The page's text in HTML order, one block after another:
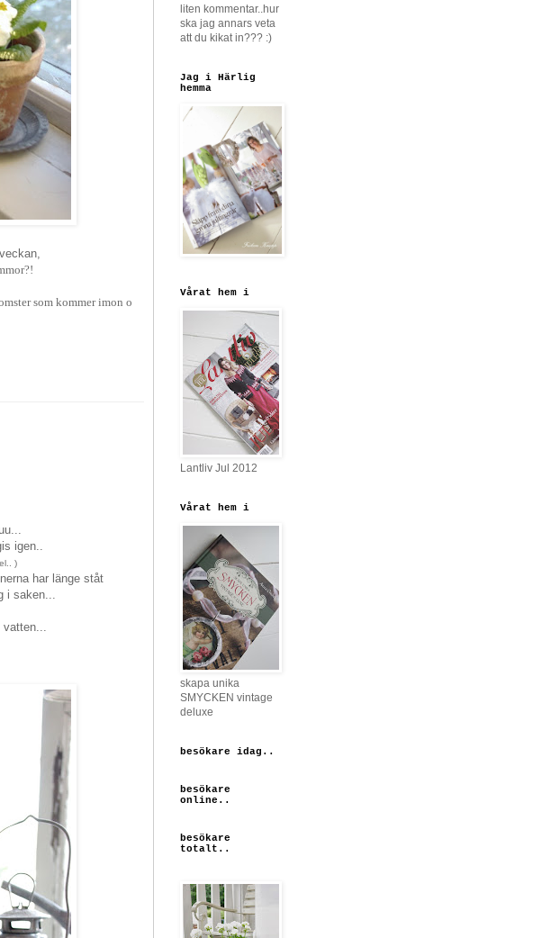
som kommer imon o
igen..
)
har länge ståt
i saken...
vatten...
liten kommentar..hur
ska jag annars veta
att du kikat in??? :)
Jag i Härlig
hemma
Vårat hem i
Lantliv Jul 2012
Vårat hem i
skapa unika
SMYCKEN vintage
deluxe
besökare idag..
besökare
online..
besökare
totalt..